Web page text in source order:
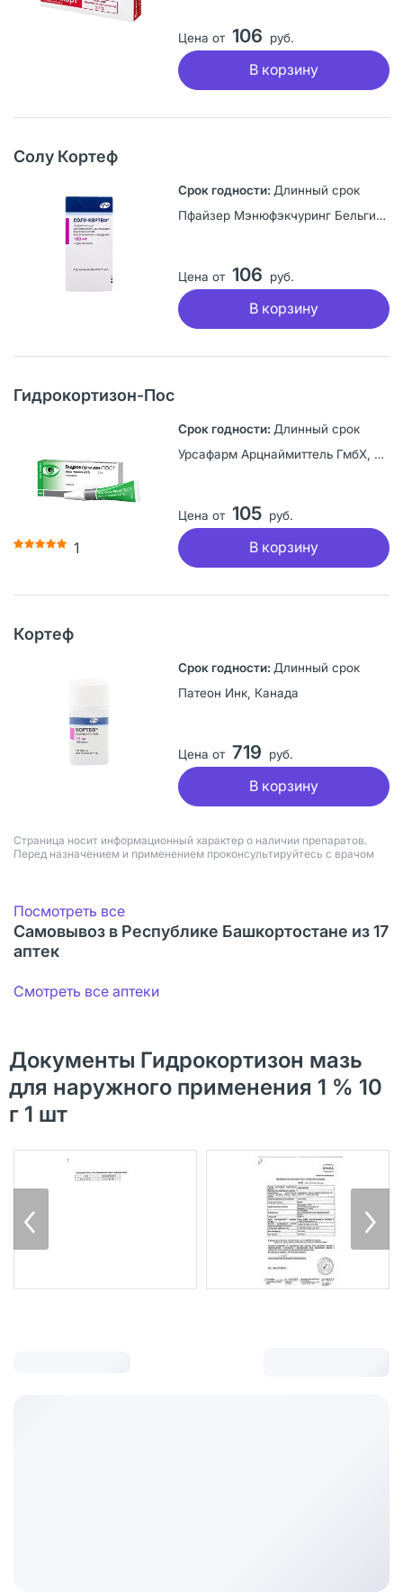
Цена от 106 руб.
В корзину
Солу Кортеф
Длинный срок
Пфайзер Мэнюфэкчуринг Бельгия НВ, Бельгия
Цена от 106 руб.
В корзину
Гидрокортизон-Пос
1
Длинный срок
Урсафарм Арцнаймиттель ГмбХ, Германия
Цена от 105 руб.
В корзину
Кортеф
Длинный срок
Патеон Инк, Канада
Цена от 719 руб.
В корзину
Страница носит информационный характер о наличии препаратов.
Перед назначением и применением проконсультируйтесь с врачом
Посмотреть все
Самовывоз в Республике Башкортостане из 17
аптек
Смотреть все аптеки
Документы Гидрокортизон мазь
для наружного применения 1 % 10
г 1 шт